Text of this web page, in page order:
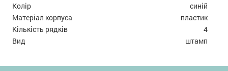
Колір
синій
Матеріал корпуса
пластик
Кількість рядків
4
Вид
штамп